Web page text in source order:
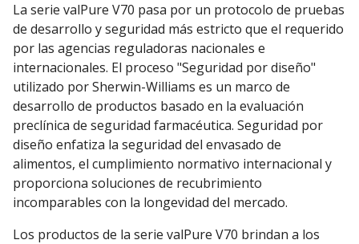
La serie valPure V70 pasa por un protocolo de pruebas
de desarrollo y seguridad más estricto que el requerido
por las agencias reguladoras nacionales e
internacionales. El proceso "Seguridad por diseño"
utilizado por Sherwin-Williams es un marco de
desarrollo de productos basado en la evaluación
preclínica de seguridad farmacéutica. Seguridad por
diseño enfatiza la seguridad del envasado de
alimentos, el cumplimiento normativo internacional y
proporciona soluciones de recubrimiento
incomparables con la longevidad del mercado.
Los productos de la serie valPure V70 brindan a los